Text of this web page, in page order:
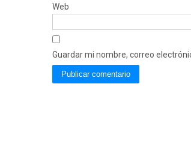
Web
Guardar mi nombre, correo